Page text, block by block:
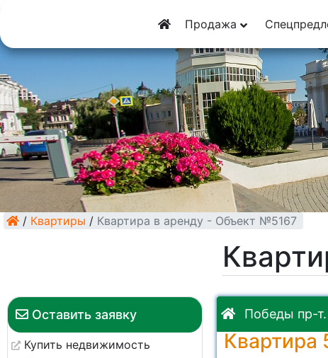
8 (928) 3054-111
Продажа
/ Квартиры / Квартира в аренду - Объект №5167
Оставить заявку
Купить недвижимость
Победы пр-т.
Квартира